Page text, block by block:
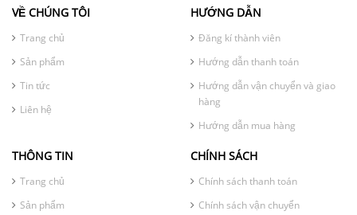
VỀ CHÚNG TÔI
Trang chủ
Sản phẩm
Tin tức
Liên hệ
HƯỚNG DẪN
Đăng kí thành viên
Hướng dẫn thanh toán
Hướng dẫn vận chuyển và giao
hàng
Hướng dẫn mua hàng
THÔNG TIN
Trang chủ
Sản phẩm
CHÍNH SÁCH
Chính sách thanh toán
Chính sách vận chuyển